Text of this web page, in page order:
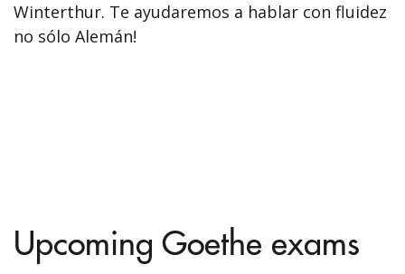
Winterthur. Te ayudaremos a hablar con fluidez
no sólo Alemán!
Upcoming Goethe exams